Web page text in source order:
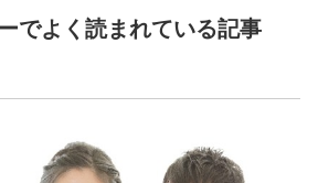
でよく読まれている記事